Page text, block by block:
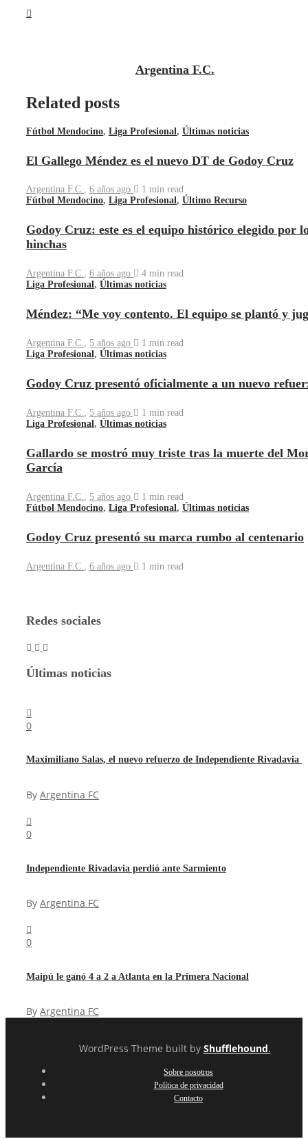
Argentina F.C.
Related posts
Fútbol Mendocino, Liga Profesional, Últimas noticias
El Gallego Méndez es el nuevo DT de Godoy Cruz
Argentina F.C., 6 años ago 1 min read
Fútbol Mendocino, Liga Profesional, Último Recurso
Godoy Cruz: este es el equipo histórico elegido por
hinchas
Argentina F.C., 6 años ago 4 min read
Liga Profesional, Últimas noticias
Méndez: “Me voy contento. El equipo se plantó y
Argentina F.C., 5 años ago 1 min read
Liga Profesional, Últimas noticias
Godoy Cruz presentó oficialmente a un nuevo
Argentina F.C., 5 años ago 1 min read
Liga Profesional, Últimas noticias
Gallardo se mostró muy triste tras la muerte del
García
Argentina F.C. 5 años ago 1 min read
Fútbol Mendocino, Liga Profesional , Últimas noticias
Godoy Cruz presentó su marca rumbo al centenario
Argentina F.C. 6 años ago 1 min read
Redes sociales
Últimas noticias
0
Maximiliano Salas, el nuevo refuerzo de Independiente Rivadavia
By Argentina FC
0
Independiente Rivadavia perdió ante Sarmiento
By Argentina FC
0
Maipú le ganó 4 a 2 a Atlanta en la Primera Nacional
By Argentina FC
WordPress Theme built by Shufflehound.
Sobre nosotros
Política de privacidad
Contacto